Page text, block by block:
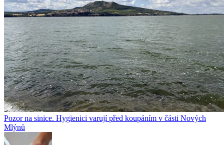
Pozor na sinice. Hygienici varují před koupáním v části Nových
Mlýnů